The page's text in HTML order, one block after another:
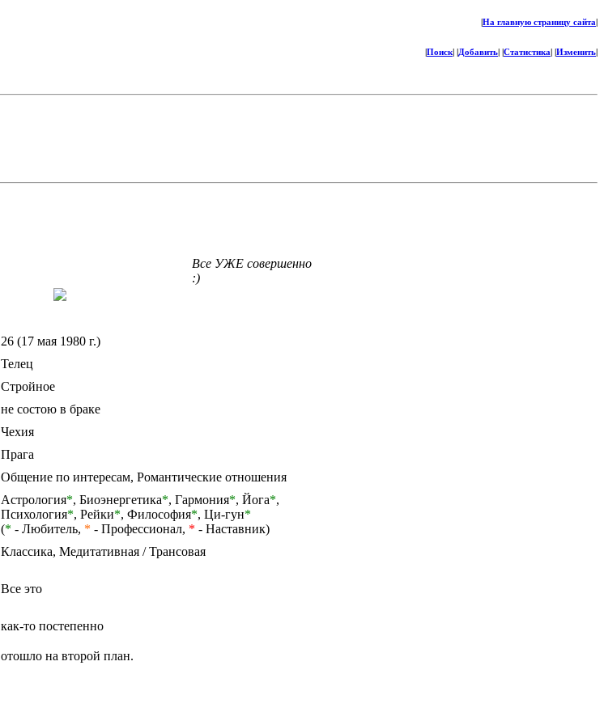
|На главную страницу сайта|
|Поиск| |Добавить| |Статистика| |Изменить|
Все УЖЕ совершенно
:)
26 (17 мая 1980 г.)
Телец
Стройное
не состою в браке
Чехия
Прага
Общение по интересам, Романтические отношения
Астрология*, Биоэнергетика*, Гармония*, Йога*,
Психология*, Рейки*, Философия*, Ци-гун*
(* - Любитель, * - Профессионал, * - Наставник)
Классика, Медитативная / Трансовая
Все это
как-то постепенно
отошло на второй план.